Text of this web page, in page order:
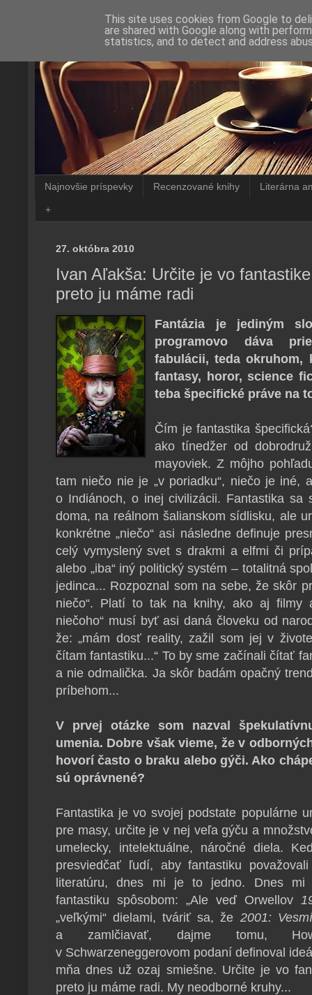
Najnovšie príspevky Recenzované knihy Literárna
+
27. októbra 2010
Ivan Aľakša: Určite je vo
preto ju máme radi
Fantázia je jediným
programovo dáva
fabulácii, teda okruhom,
fantasy, horor, science
teba špecifické práve na
Čím je fantastika
ako tínedžer od
mayoviek. Z môjho
tam niečo nie je „v poriadku“, niečo je iné,
o Indiánoch, o inej civilizácii. Fantastika
doma, na reálnom šalianskom sídlisku, ale
konkrétne „niečo“ asi následne definuje
celý vymyslený svet s drakmi a elfmi či
alebo „iba“ iný politický systém – totalitná
jedinca... Rozpoznal som na sebe, že skôr
niečo“. Platí to tak na knihy, ako aj filmy
niečoho“ musí byť asi daná človeku od
že: „mám dosť reality, zažil som jej v
čítam fantastiku...“ To by sme začínali čítať
a nie odmalička. Ja skôr badám opačný
príbehom...
V prvej otázke som nazval
umenia. Dobre však vieme, že v
hovorí často o braku alebo gýči. Ako
sú oprávnené?
Fantastika je vo svojej podstate populárne
pre masy, určite je v nej veľa gýču a
umelecky, intelektuálne, náročné diela.
presviedčať ľudí, aby fantastiku
literatúru, dnes mi je to jedno. Dnes mi
fantastiku spôsobom: „Ale veď Orwellov
„veľkými“ dielami, tváriť sa, že 2001:
a zamlčiavať, dajme tomu,
v Schwarzeneggerovom podaní definoval
mňa dnes už ozaj smiešne. Určite je vo
preto ju máme radi. My neodborné kruhy...
This site uses cookies from Google to
are shared with Google along with
statistics, and to detect and address